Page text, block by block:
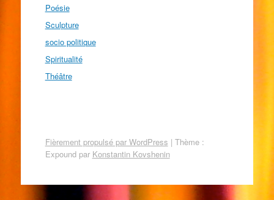
Poésie
Sculpture
socio politique
Spiritualité
Théâtre
Fièrement propulsé par WordPress | Thème :
Expound par Konstantin Kovshenin